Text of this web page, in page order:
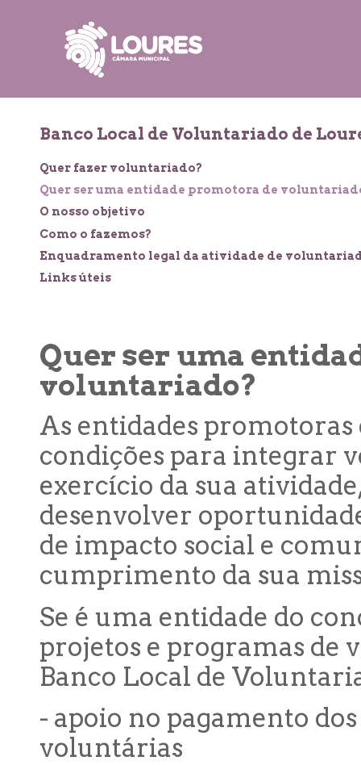
Banco Local de Voluntariado de
Quer fazer voluntariado?
Quer ser uma entidade promotora de
O nosso objetivo
Como o fazemos?
Enquadramento legal da atividade de
Links úteis
Quer ser uma
voluntariado?
As entidades
condições para integrar
exercício da sua
desenvolver
de impacto social e
cumprimento da sua
Se é uma entidade do
projetos e programas de
Banco Local de
- apoio no pagamento dos
voluntárias